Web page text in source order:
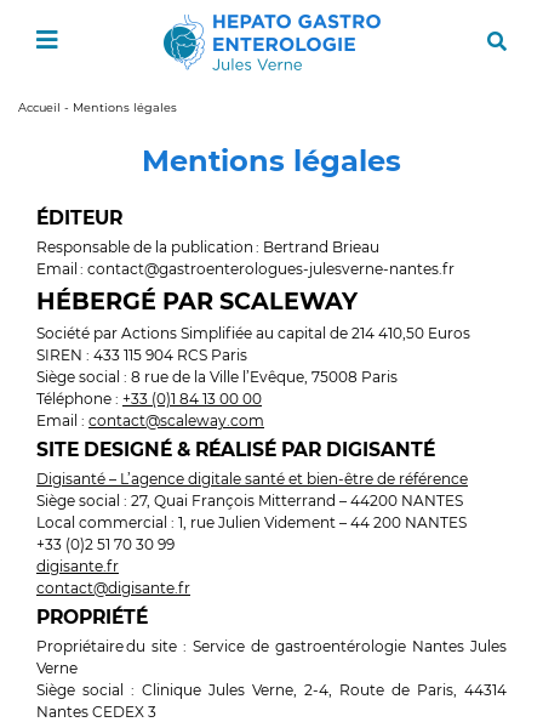
Accueil - Mentions légales
Mentions légales
ÉDITEUR
Responsable de la publication : Bertrand Brieau
Email : contact@gastroenterologues-julesverne-nantes.fr
HÉBERGÉ PAR SCALEWAY
Société par Actions Simplifiée au capital de 214 410,50 Euros
SIREN : 433 115 904 RCS Paris
Siège social : 8 rue de la Ville l’Evêque, 75008 Paris
Téléphone : +33 (0)1 84 13 00 00
Email : contact@scaleway.com
SITE DESIGNÉ & RÉALISÉ PAR DIGISANTÉ
Digisanté – L’agence digitale santé et bien-être de référence
Siège social : 27, Quai François Mitterrand – 44200 NANTES
Local commercial : 1, rue Julien Videment – 44 200 NANTES
+33 (0)2 51 70 30 99
digisante.fr
contact@digisante.fr
PROPRIÉTÉ
Propriétaire du site : Service de gastroentérologie Nantes Jules
Verne
Siège social : Clinique Jules Verne, 2-4, Route de Paris, 44314
Nantes CEDEX 3